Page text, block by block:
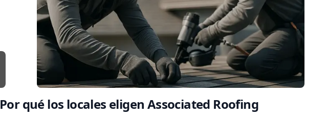
Por qué los locales eligen Associated Roofing